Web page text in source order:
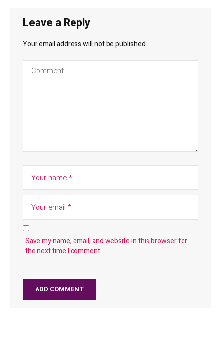
Leave a Reply
Your email address will not be published.
Save my name, email, and website in this browser for
the next time I comment.